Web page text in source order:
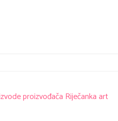
proizvođača Riječanka art